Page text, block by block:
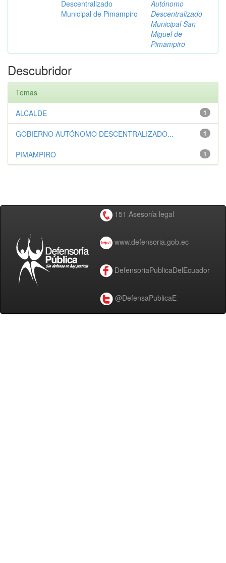
Descentralizado
Municipal de Pimampiro
Autónomo
Descentralizado
Municipal San
Miguel de
Pimampiro
Descubridor
Temas
1
ALCALDE
1
GOBIERNO AUTÓNOMO DESCENTRALIZADO...
1
PIMAMPIRO
151 Asesoría legal
www.defensoria.gob.ec
DefensoriaPublicaDelEcuador
@DefensaPublicaE